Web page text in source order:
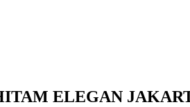
ELEGAN